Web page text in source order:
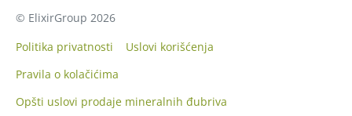
© ElixirGroup 2026
Politika privatnosti
Uslovi korišćenja
Pravila o kolačićima
Opšti uslovi prodaje mineralnih đubriva